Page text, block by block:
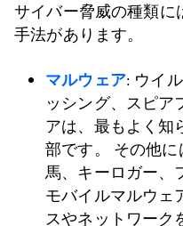
サイバー脅威の種類に
手法があります。
マルウェア: ウイ
ッシング、スピア
アは、最もよく知
部です。 その他
馬、キーロガー、
モバイルマルウェ
スやネットワーク